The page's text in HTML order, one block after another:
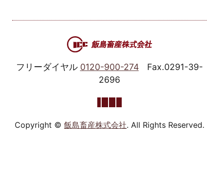
フリーダイヤル 0120-900-274
Fax.0291-39-
2696
Copyright © 飯島畜産株式会社. All Rights Reserved.